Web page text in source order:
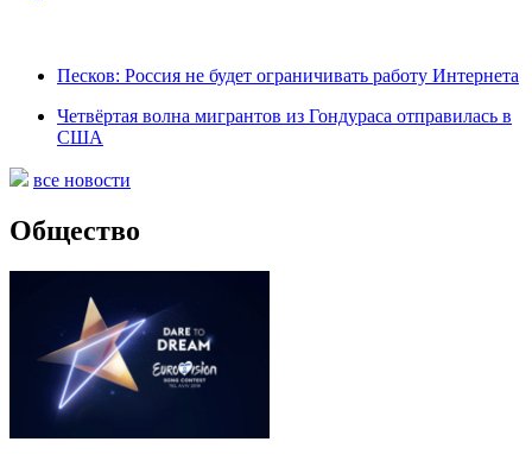
Песков: Россия не будет ограничивать работу Интернета
Четвёртая волна мигрантов из Гондураса отправилась в
США
все новости
Общество